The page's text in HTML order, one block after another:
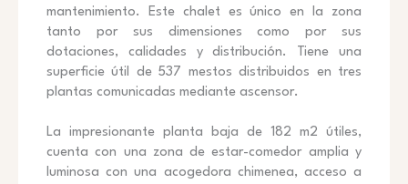
mantenimiento. Este chalet es único en la zona
tanto por sus dimensiones como por sus
dotaciones, calidades y distribución. Tiene una
superficie útil de 537 mestos distribuidos en tres
plantas comunicadas mediante ascensor.
La impresionante planta baja de 182 m2 útiles,
cuenta con una zona de estar-comedor amplia y
luminosa con una acogedora chimenea, acceso a